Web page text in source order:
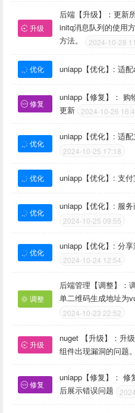
升级
后端【升级】：更新
initq消息队列的使用
方法。
2024-10-28
优化 uniapp【优化】: 适
修复
uniapp【修复】： 购
更新
2024-10-26
优化
uniapp【优化】: 适
2024-10-25 17:18
优化 uniapp【优化】: 支
优化
uniapp【优化】: 服
2024-10-25 09:55
优化
uniapp【优化】: 分
2024-10-24 12:54
调整
后端管理【调整】：
单二维码生成地址为
2024-10-23 22:52
升级
nuget 【升级】：升
组件出现漏洞的问题。
修复
uniapp【修复】： 修
后展示错误问题